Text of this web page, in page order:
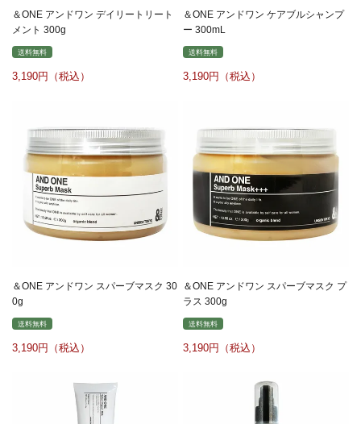
＆ONE アンドワン デイリートリート
メント 300g
送料無料
3,190
＆ONE アンドワン ケアブルシャンプ
ー 300mL
送料無料
3,190
＆ONE アンドワン スパーブマスク 30
0g
送料無料
3,190
＆ONE アンドワン スパーブマスク プ
ラス 300g
送料無料
3,190